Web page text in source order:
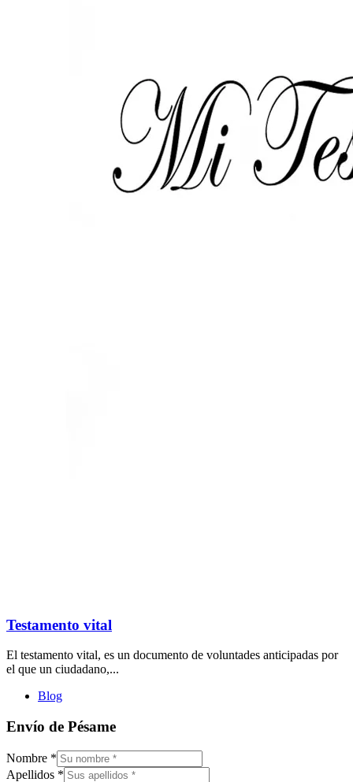
Testamento vital
El testamento vital, es un documento de voluntades anticipadas por
el que un ciudadano,...
Blog
Envío de Pésame
Nombre *
Apellidos *